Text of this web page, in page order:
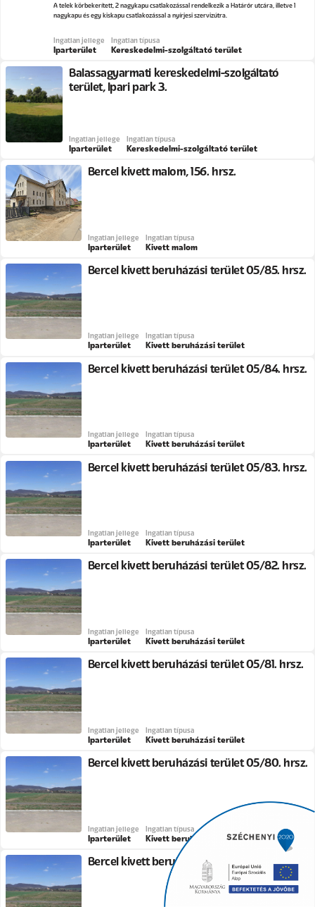
A telek körbekerített, 2 nagykapu csatlakozással rendelkezik a Határőr utcára, illetve 1
nagykapu és egy kiskapu csatlakozással a nyírjesi szervizútra.
Ingatlan jellege
Iparterület
Ingatlan típusa
Kereskedelmi-szolgáltató terület
Balassagyarmati kereskedelmi-szolgáltató
terület, Ipari park 3.
Ingatlan jellege
Iparterület
Ingatlan típusa
Kereskedelmi-szolgáltató terület
Bercel kivett malom, 156. hrsz.
Ingatlan jellege
Iparterület
Ingatlan típusa
Kivett malom
Bercel kivett beruházási terület 05/85. hrsz.
Ingatlan jellege
Iparterület
Ingatlan típusa
Kivett beruházási terület
Bercel kivett beruházási terület 05/84. hrsz.
Ingatlan jellege
Iparterület
Ingatlan típusa
Kivett beruházási terület
Bercel kivett beruházási terület 05/83. hrsz.
Ingatlan jellege
Iparterület
Ingatlan típusa
Kivett beruházási terület
Bercel kivett beruházási terület 05/82. hrsz.
Ingatlan jellege
Iparterület
Ingatlan típusa
Kivett beruházási terület
Bercel kivett beruházási terület 05/81. hrsz.
Ingatlan jellege
Iparterület
Ingatlan típusa
Kivett beruházási terület
Bercel kivett beruházási terület 05/80. hrsz.
Ingatlan jellege
Iparterület
Ingatlan típusa
Kivett beruházási terület
Bercel kivett beruházási terület 05/79. hrsz.